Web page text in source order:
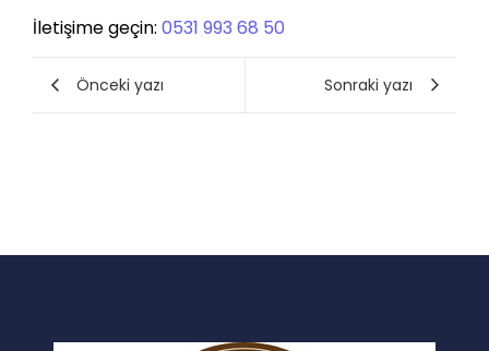
İletişime geçin: 0531 993 68 50
Önceki yazı Sonraki yazı